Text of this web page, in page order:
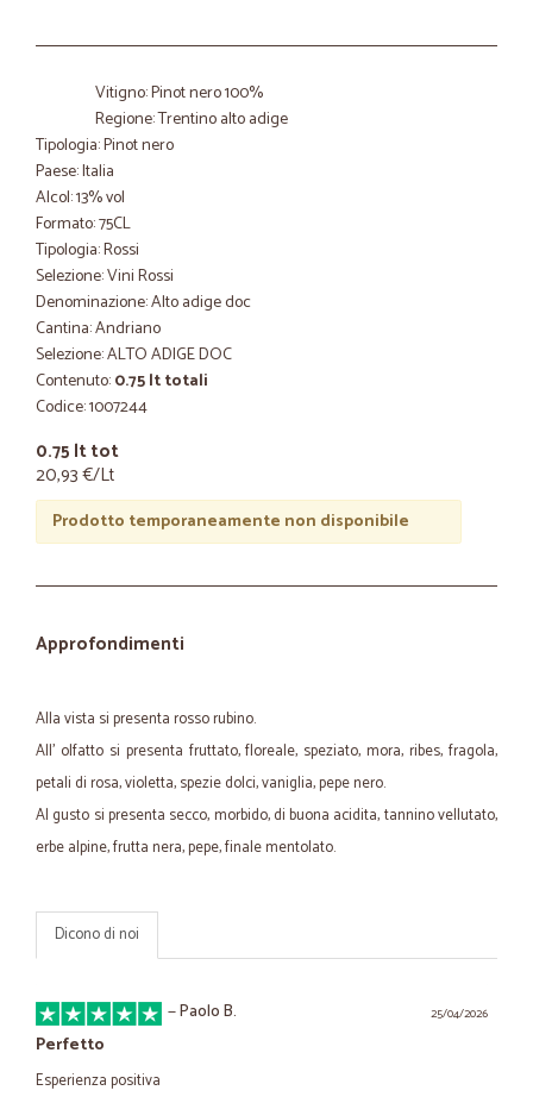
Vitigno: Pinot nero 100%
Regione: Trentino alto adige
Tipologia: Pinot nero
Paese: Italia
Alcol: 13% vol
Formato: 75CL
Tipologia: Rossi
Selezione: Vini Rossi
Denominazione: Alto adige doc
Cantina: Andriano
Selezione: ALTO ADIGE DOC
Contenuto:0.75 lt totali
Codice: 1007244
0.75 lt tot
20,93 €/Lt
Prodotto temporaneamente non disponibile
Approfondimenti
Alla vista si presenta rosso rubino.
All' olfatto si presenta fruttato, floreale, speziato, mora, ribes, fragola,
petali di rosa, violetta, spezie dolci, vaniglia, pepe nero.
Al gusto si presenta secco, morbido, di buona acidita, tannino vellutato,
erbe alpine, frutta nera, pepe, finale mentolato.
Dicono di noi
25/04/2026
—Paolo B.
Perfetto
Esperienza positiva